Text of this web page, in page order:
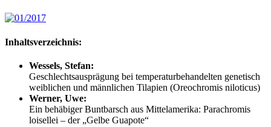
Inhaltsverzeichnis:
Wessels, Stefan:
Geschlechtsausprägung bei temperaturbehandelten genetisch
weiblichen und männlichen Tilapien (Oreochromis niloticus)
Werner, Uwe:
Ein behäbiger Buntbarsch aus Mittelamerika: Parachromis
loisellei – der „Gelbe Guapote“